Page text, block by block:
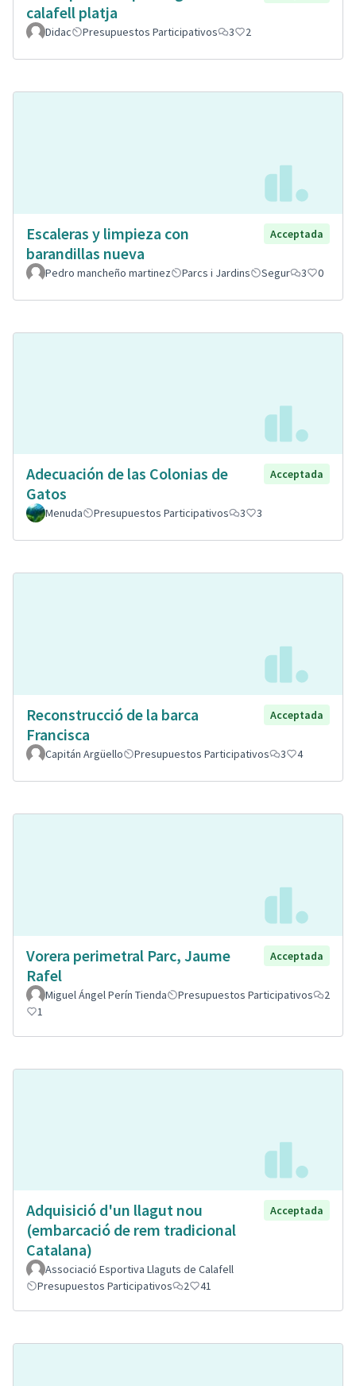
calafell platja
Didac Presupuestos Participativos 3 2
Escaleras y limpieza con
barandillas nueva
Acceptada
Pedro mancheño martinez Parcs i Jardins Segur 3 0
Adecuación de las Colonias de
Gatos
Acceptada
Menuda Presupuestos Participativos 3 3
Reconstrucció de la barca
Francisca
Acceptada
Capitán Argüello Presupuestos Participativos 3 4
Vorera perimetral Parc, Jaume
Rafel
Acceptada
Miguel Ángel Perín Tienda Presupuestos Participativos
2
1
Adquisició d'un llagut nou
(embarcació de rem tradicional
Catalana)
Acceptada
Associació Esportiva Llaguts de Calafell
Presupuestos Participativos
2 41